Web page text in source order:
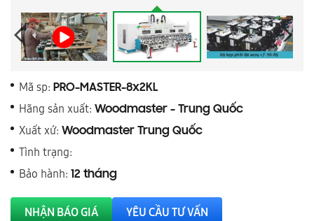
Mã sp: PRO-MASTER-8x2KL
Hãng sản xuất: Woodmaster - Trung Quốc
Xuất xứ: Woodmaster Trung Quốc
Tình trạng:
Bảo hành: 12 tháng
NHẬN BÁO GIÁ YÊU CẦU TƯ VẤN